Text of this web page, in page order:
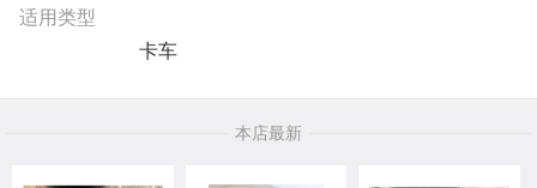
适用类型
卡车
本店最新